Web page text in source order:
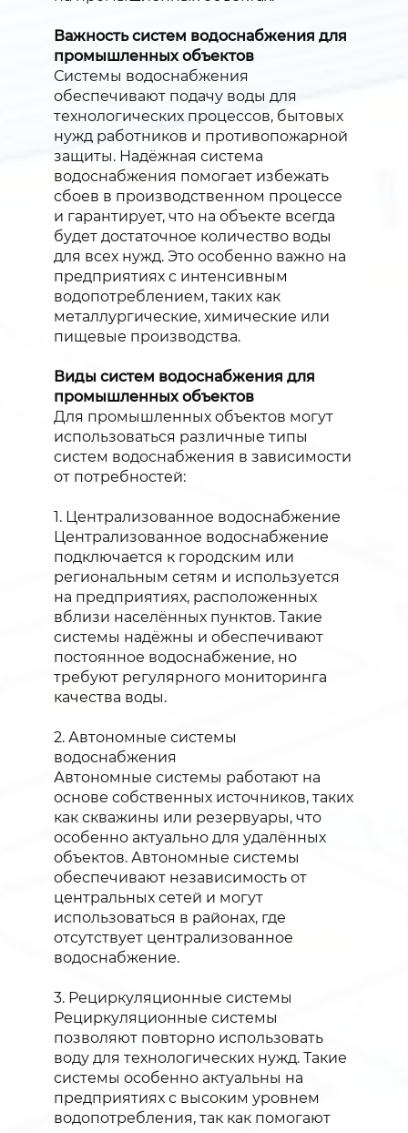
Важность систем водоснабжения для
промышленных объектов
Системы водоснабжения
обеспечивают подачу воды для
технологических процессов, бытовых
нужд работников и противопожарной
защиты. Надёжная система
водоснабжения помогает избежать
сбоев в производственном процессе
и гарантирует, что на объекте всегда
будет достаточное количество воды
для всех нужд. Это особенно важно на
предприятиях с интенсивным
водопотреблением, таких как
металлургические, химические или
пищевые производства.
Виды систем водоснабжения для
промышленных объектов
Для промышленных объектов могут
использоваться различные типы
систем водоснабжения в зависимости
от потребностей:
1. Централизованное водоснабжение
Централизованное водоснабжение
подключается к городским или
региональным сетям и используется
на предприятиях, расположенных
вблизи населённых пунктов. Такие
системы надёжны и обеспечивают
постоянное водоснабжение, но
требуют регулярного мониторинга
качества воды.
2. Автономные системы
водоснабжения
Автономные системы работают на
основе собственных источников, таких
как скважины или резервуары, что
особенно актуально для удалённых
объектов. Автономные системы
обеспечивают независимость от
центральных сетей и могут
использоваться в районах, где
отсутствует централизованное
водоснабжение.
3. Рециркуляционные системы
Рециркуляционные системы
позволяют повторно использовать
воду для технологических нужд. Такие
системы особенно актуальны на
предприятиях с высоким уровнем
водопотребления, так как помогают